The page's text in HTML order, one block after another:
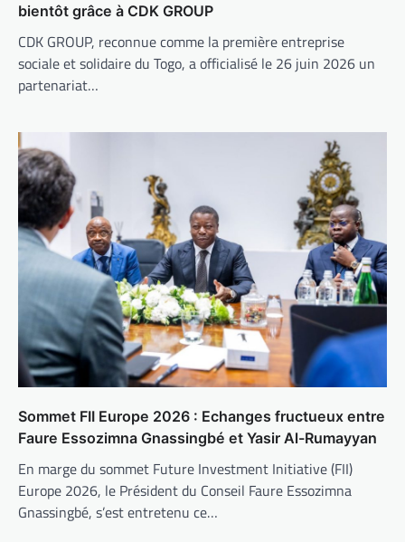
bientôt grâce à CDK GROUP
CDK GROUP, reconnue comme la première entreprise
sociale et solidaire du Togo, a officialisé le 26 juin 2026 un
partenariat…
Sommet FII Europe 2026 : Echanges fructueux entre
Faure Essozimna Gnassingbé et Yasir Al-Rumayyan
En marge du sommet Future Investment Initiative (FII)
Europe 2026, le Président du Conseil Faure Essozimna
Gnassingbé, s’est entretenu ce…